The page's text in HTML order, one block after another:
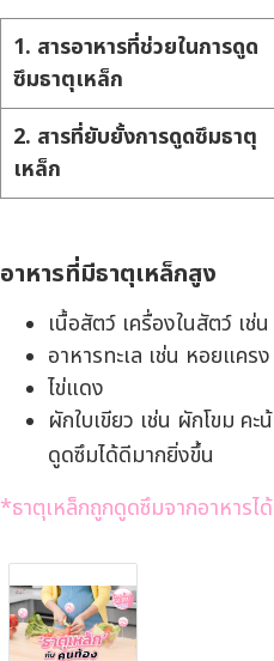
1. สารอาหารที่ช่วยในการดูด
ซึมธาตุเหล็ก
2. สารที่ยับยั้งการดูดซึมธาตุ
เหล็ก
อาหารที่มีธาตุเหล็กสูง
เนื้อสัตว์ เครื่องในสัตว์ เช่
อาหารทะเล เช่น หอยแคร
ไข่แดง
ผักใบเขียว เช่น ผักโขม ค
ดูดซึมได้ดีมากยิ่งขึ้น
*ธาตุเหล็กถูกดูดซึมจากอาหารไ